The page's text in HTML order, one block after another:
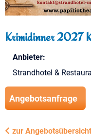
Krimidinner 2027
Anbieter:
Strandhotel &
Angebotsanfrage
zur Angebotsübersicht